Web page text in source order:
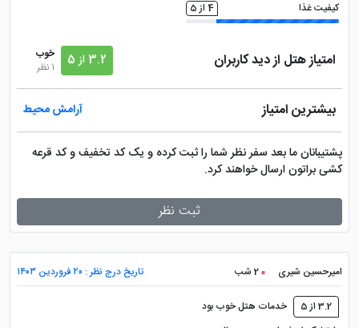
کیفیت غذا 4 از 5
امتیاز هتل از دید کاربران 3.2 از 5
خوب
1 نظر
بیشترین امتیاز آرامش محیط
پشتیبانان ما بعد سفر نظر شما را ثبت کرده و یک کد تخفیف و کد قرعه
کشی براتون ارسال خواهند کرد.
ثبت نظر
امیرحسین شیری 2 شب تاریخ درج نظر : ۲۰ فروردین ۱۴۰۳
3.2 از 5 خدمات هتل خوب بود